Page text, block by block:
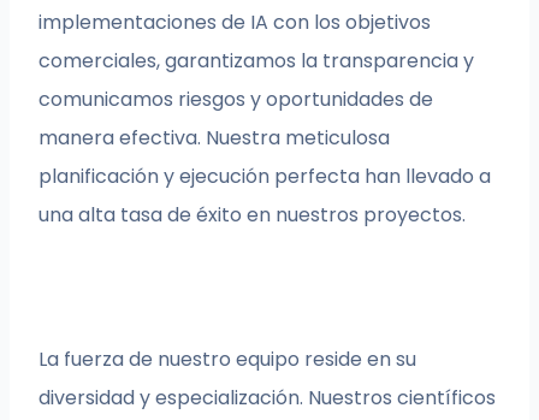
implementaciones de IA con los objetivos
comerciales, garantizamos la transparencia y
comunicamos riesgos y oportunidades de
manera efectiva. Nuestra meticulosa
planificación y ejecución perfecta han llevado a
una alta tasa de éxito en nuestros proyectos.
La fuerza de nuestro equipo reside en su
diversidad y especialización. Nuestros científicos